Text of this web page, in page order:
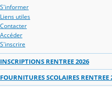
S'informer
Liens utiles
Contacter
Accéder
S'inscrire
INSCRIPTIONS RENTREE 2026
FOURNITURES SCOLAIRES RENTREE